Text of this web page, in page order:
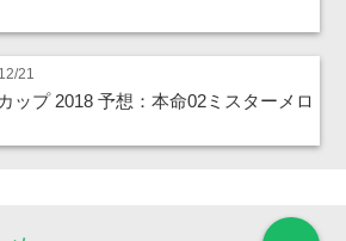
21
ップ 2018 予想：本命02ミスターメロ